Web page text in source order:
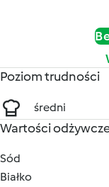
Poziom trudności
średni
Wartości
Sód
Białko